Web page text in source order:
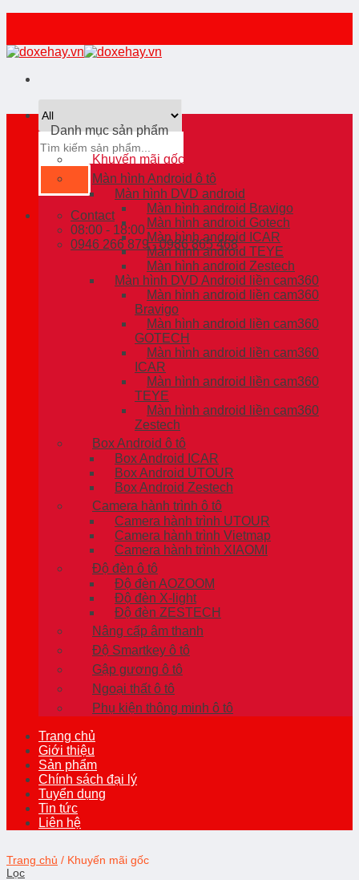
content
Tìm
kiếm:
Contact
08:00 - 18:00
0946 266 879 - 0986 865 468
Danh mục sản phẩm
Khuyến mãi gốc
Màn hình Android ô tô
Màn hình DVD android
Màn hình android Bravigo
Màn hình android Gotech
Màn hình android ICAR
Màn hình android TEYE
Màn hình android Zestech
Màn hình DVD Android liền cam360
Màn hình android liền cam360
Bravigo
Màn hình android liền cam360
GOTECH
Màn hình android liền cam360
ICAR
Màn hình android liền cam360
TEYE
Màn hình android liền cam360
Zestech
Box Android ô tô
Box Android ICAR
Box Android UTOUR
Box Android Zestech
Camera hành trình ô tô
Camera hành trình UTOUR
Camera hành trình Vietmap
Camera hành trình XIAOMI
Độ đèn ô tô
Độ đèn AOZOOM
Độ đèn X-light
Độ đèn ZESTECH
Nâng cấp âm thanh
Độ Smartkey ô tô
Gập gương ô tô
Ngoại thất ô tô
Phụ kiện thông minh ô tô
Trang chủ
Giới thiệu
Sản phẩm
Chính sách đại lý
Tuyển dụng
Tin tức
Liên hệ
Trang chủ / Khuyến mãi gốc
Lọc